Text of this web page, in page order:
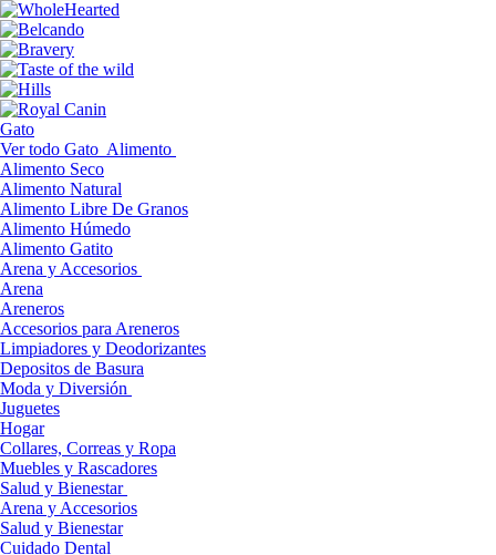
Gato
Ver todo Gato Alimento
Alimento Seco
Alimento Natural
Alimento Libre De Granos
Alimento Húmedo
Alimento Gatito
Arena y Accesorios
Arena
Areneros
Accesorios para Areneros
Limpiadores y Deodorizantes
Depositos de Basura
Moda y Diversión
Juguetes
Hogar
Collares, Correas y Ropa
Muebles y Rascadores
Salud y Bienestar
Arena y Accesorios
Salud y Bienestar
Cuidado Dental